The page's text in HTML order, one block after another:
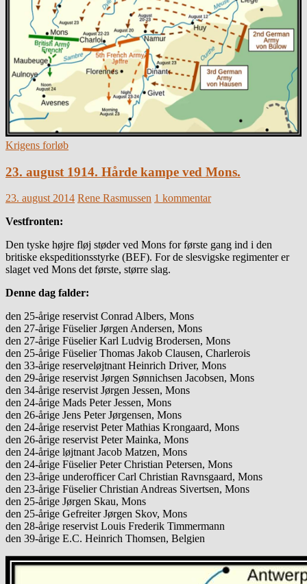
Krigens forløb
23. august 1914. Hårde kampe ved Mons.
23. august 2014 Rene Rasmussen 1 kommentar
Vestfronten:
Den tyske højre fløj støder ved Mons for første gang ind i den
britiske ekspeditionsstyrke (BEF). For de slesvigske regimenter er
slaget ved Mons det første, større slag.
Denne dag falder:
den 25-årige reservist Conrad Albers, Mons
den 27-årige Füselier Jørgen Andersen, Mons
den 27-årige Füselier Karl Ludvig Brodersen, Mons
den 25-årige Füselier Thomas Jakob Clausen, Charlerois
den 33-årige reserveløjtnant Heinrich Driver, Mons
den 29-årige reservist Jørgen Sønnichsen Jacobsen, Mons
den 34-årige reservist Jørgen Jessen, Mons
den 24-årige Mads Peter Jessen, Mons
den 26-årige Jens Peter Jørgensen, Mons
den 24-årige reservist Peter Mathias Krongaard, Mons
den 26-årige reservist Peter Mainka, Mons
den 24-årige løjtnant Jacob Matzen, Mons
den 24-årige Füselier Peter Christian Petersen, Mons
den 23-årige underofficer Carl Christian Ravnsgaard, Mons
den 23-årige Füselier Christian Andreas Sivertsen, Mons
den 25-årige Jørgen Skau, Mons
den 25-årige Gefreiter Jørgen Skov, Mons
den 28-årige reservist Louis Frederik Timmermann
den 39-årige E.C. Heinrich Thomsen, Belgien